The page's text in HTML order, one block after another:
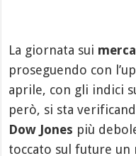
La giornata sui
proseguendo con
aprile, con gli indici
però, si sta
Dow Jones più
toccato sul future